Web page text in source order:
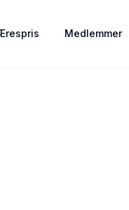
Medlemmer